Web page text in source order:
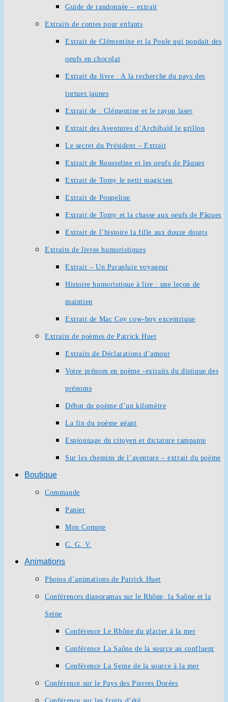
Guide de randonnée – extrait
Extraits de contes pour enfants
Extrait de Clémentine et la Poule qui pondait des
oeufs en chocolat
Extrait du livre : A la recherche du pays des
tortues jaunes
Extrait de : Clémentine et le rayon laser
Extrait des Aventures d’Archibald le grillon
Le secret du Président – Extrait
Extrait de Rousseline et les oeufs de Pâques
Extrait de Tomy le petit magicien
Extrait de Poupeline
Extrait de Tomy et la chasse aux oeufs de Pâques
Extrait de l’histoire la fille aux douze doigts
Extraits de livres humoristiques
Extrait – Un Parapluie voyageur
Histoire humoristique à lire : une leçon de
maintien
Extrait de Mac Coy cow-boy excentrique
Extraits de poèmes de Patrick Huet
Extraits de Déclarations d’amour
Votre prénom en poème -extraits du distique des
prénoms
Début du poème d’un kilomètre
La fin du poème géant
Espionnage du citoyen et dictature rampante
Sur les chemins de l’aventure – extrait du poème
Boutique
Commande
Panier
Mon Compte
C. G. V.
Animations
Photos d’animations de Patrick Huet
Conférences diaporamas sur le Rhône, la Saône et la
Seine
Conférence Le Rhône du glacier à la mer
Conférence La Saône de la source au confluent
Conférence La Seine de la source à la mer
Conférence sur le Pays des Pierres Dorées